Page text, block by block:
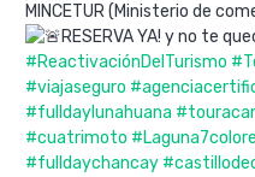
MINCETUR (Ministerio de
RESERVA YA! y no te
#ReactivaciónDelTurismo
#viajaseguro
#fulldaylunahuana
#cuatrimoto
#fulldaychancay